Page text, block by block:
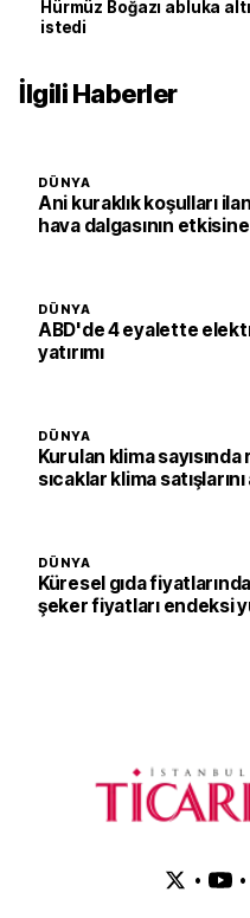
Hürmüz Boğazı abluka
istedi
İlgili Haberler
DÜNYA
Ani kuraklık koşulları
hava dalgasının
DÜNYA
ABD'de 4 eyalette
yatırımı
DÜNYA
Kurulan klima
sıcaklar klima satışlarını
DÜNYA
Küresel gıda
şeker fiyatları endeksi
• •